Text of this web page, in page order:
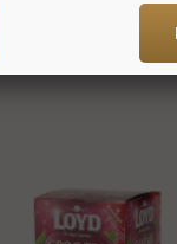
Málnás grog tea